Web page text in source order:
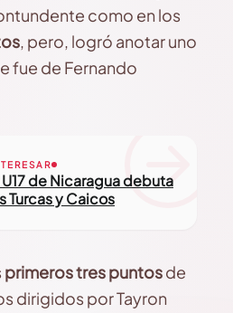
como en los
, pero, logró anotar uno
fue de Fernando
de Nicaragua debuta
Turcas y Caicos
primeros tres puntosde
dirigidos por Tayron